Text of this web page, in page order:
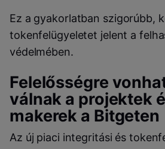
Ez a gyakorlatban szigorúbb,
tokenfelügyeletet jelent a
védelmében.
Felelősségre
válnak a projektek
makerek a Bitgeten
Az új piaci integritási és